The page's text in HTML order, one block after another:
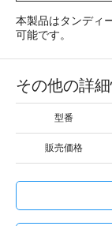
本製品はタンディ
可能です。
その他の詳
型番
販売価格